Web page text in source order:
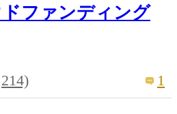
ドファンディング
1